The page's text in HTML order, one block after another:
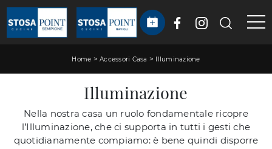
Home >Accessori Casa > Illuminazione
Illuminazione
Nella nostra casa un ruolo fondamentale ricopre
l’Illuminazione, che ci supporta in tutti i gesti che
quotidianamente compiamo: è bene quindi disporre